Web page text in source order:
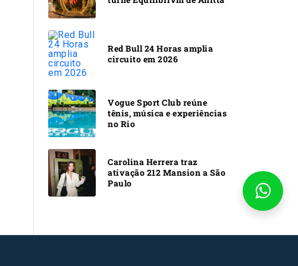
Red Bull 24 Horas amplia
circuito em 2026
Vogue Sport Club reúne
tênis, música e experiências
no Rio
Carolina Herrera traz
ativação 212 Mansion a São
Paulo